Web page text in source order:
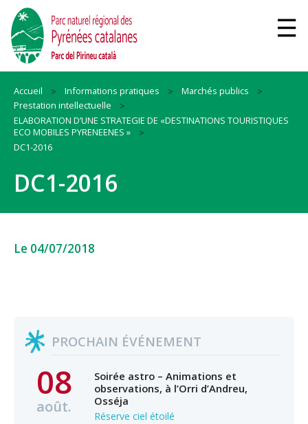
Accueil Informations pratiques
Marchés publics
Prestation intellectuelle
ELABORATION D’UNE STRATEGIE DE «DESTINATIONS TOURISTIQUES
ECO MOBILES PYRENEENES »
DC1-2016
DC1-2016
Le 04/07/2018
PROCHAIN ÉVÉNEMENT
08
août.
Soirée astro – Animations et
observations, à l’Orri d’Andreu,
Osséja
Réserve ciel étoilé